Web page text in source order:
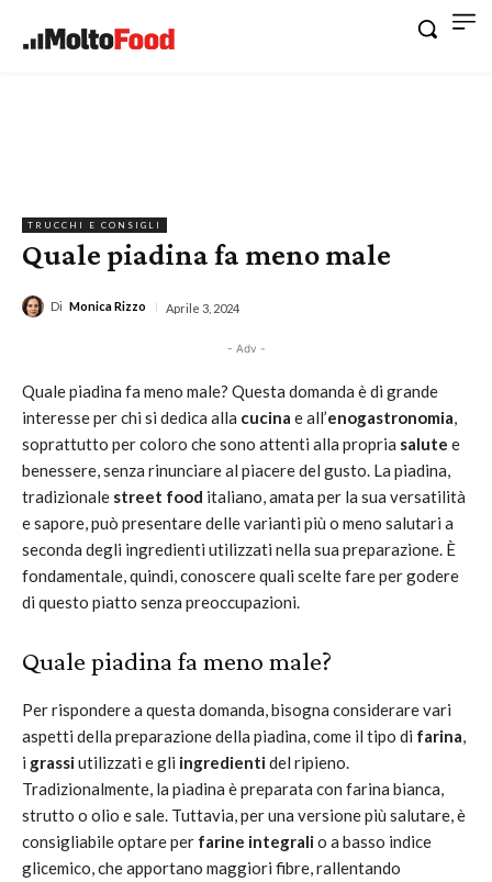
TRUCCHI E CONSIGLI
Quale piadina fa meno male
Di Monica Rizzo Aprile 3, 2024
- Adv -
Quale piadina fa meno male? Questa domanda è di grande
interesse per chi si dedica alla cucina e all’enogastronomia,
soprattutto per coloro che sono attenti alla propria salute e
benessere, senza rinunciare al piacere del gusto. La piadina,
tradizionale street food italiano, amata per la sua versatilità
e sapore, può presentare delle varianti più o meno salutari a
seconda degli ingredienti utilizzati nella sua preparazione. È
fondamentale, quindi, conoscere quali scelte fare per godere
di questo piatto senza preoccupazioni.
Quale piadina fa meno male?
Per rispondere a questa domanda, bisogna considerare vari
aspetti della preparazione della piadina, come il tipo di farina,
i grassiutilizzati e gli ingredientidel ripieno.
Tradizionalmente, la piadina è preparata con farina bianca,
strutto o olio e sale. Tuttavia, per una versione più salutare, è
consigliabile optare per farine integralio a basso indice
glicemico, che apportano maggiori fibre, rallentando